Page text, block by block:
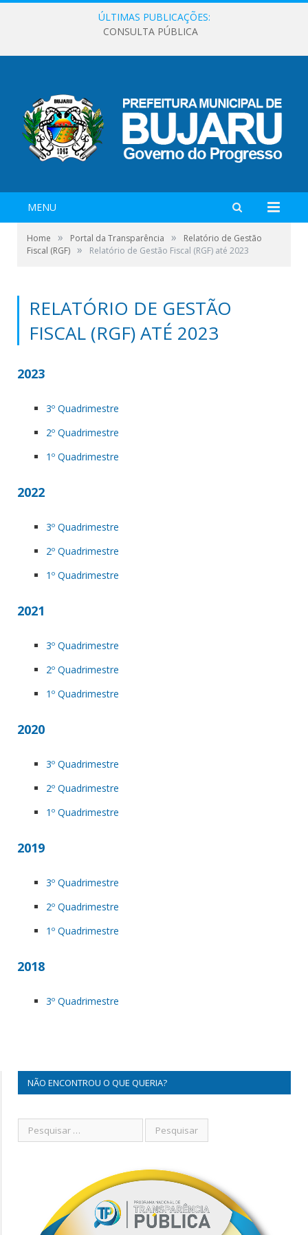
ÚLTIMAS PUBLICAÇÕES:
CONSULTA PÚBLICA
MENU
Home » Portal da Transparência »
Relatório de Gestão
Fiscal (RGF) » Relatório de Gestão Fiscal (RGF) até 2023
RELATÓRIO DE GESTÃO
FISCAL (RGF) ATÉ 2023
2023
3º Quadrimestre
2º Quadrimestre
1º Quadrimestre
2022
3º Quadrimestre
2º Quadrimestre
1º Quadrimestre
2021
3º Quadrimestre
2º Quadrimestre
1º Quadrimestre
2020
3º Quadrimestre
2º Quadrimestre
1º Quadrimestre
2019
3º Quadrimestre
2º Quadrimestre
1º Quadrimestre
2018
3º Quadrimestre
NÃO ENCONTROU O QUE QUERIA?